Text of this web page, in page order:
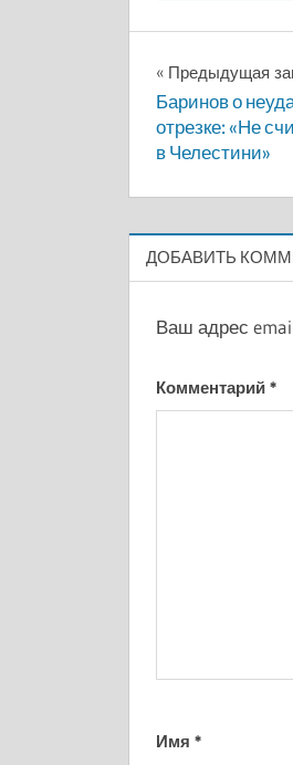
по
записям
Предыдущая
Баринов о
отрезке: «Не
в Челестини»
ДОБАВИТЬ
Ваш адрес
Комментарий *
Имя *